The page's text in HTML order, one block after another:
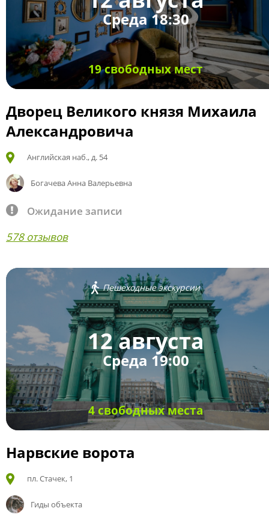
Среда 18:30
19 свободных мест
Дворец Великого князя Михаила
Александровича
Английская наб., д. 54
Богачева Анна Валерьевна
Ожидание записи
578 отзывов
Пешеходные экскурсии
12 августа
Среда 19:00
4 свободных места
Нарвские ворота
пл. Стачек, 1
Гиды объекта